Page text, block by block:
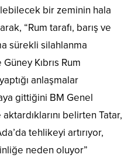
bir zeminin hala
“Rum tarafı, barış ve
sürekli silahlanma
Kıbrıs Rum
anlaşmalar
gittiğini BM Genel
belirten Tatar,
tehlikeyi artırıyor,
neden oluyor”